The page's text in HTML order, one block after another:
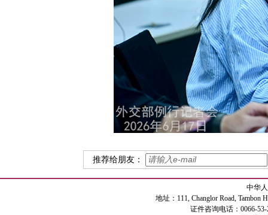
推荐给朋友：
中华
地址：111, Changlor Road, Tambon
证件咨询电话：0066-